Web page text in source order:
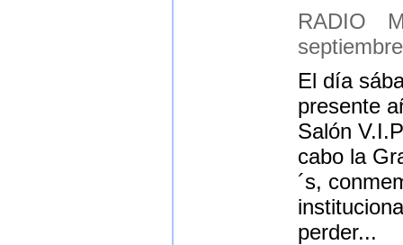
RADIO
El día
presente
Salón
cabo la
´s,
perder...